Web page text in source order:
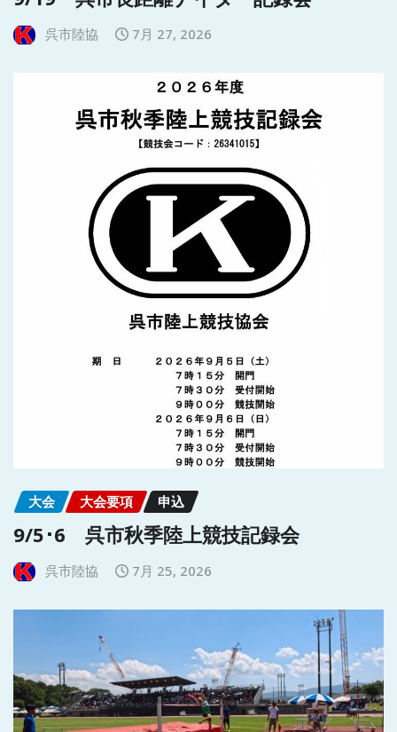
呉市陸協 7月 27, 2026
大会 大会要項 申込
9/5･6 呉市秋季陸上競技記録会
呉市陸協 7月 25, 2026